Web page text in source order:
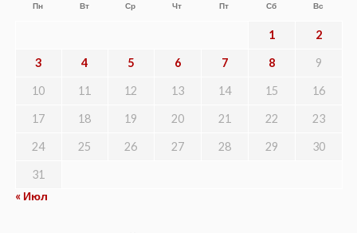
Пн Вт Ср Чт Пт Сб Вс
1 2
3 4 5 6 7 8 9
10 11 12 13 14 15 16
17 18 19 20 21 22 23
24 25 26 27 28 29 30
31
« Июл